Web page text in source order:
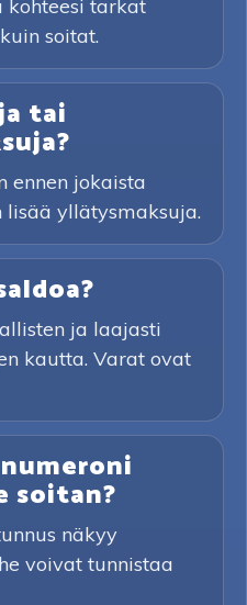
kohteesi tarkat
soitat.
tai
ennen jokaista
lisää yllätysmaksuja.
ja laajasti
kautta. Varat ovat
soitan?
näkyy
voivat tunnistaa